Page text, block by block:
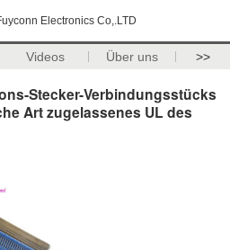
Electronics Co,.LTD
Videos Über uns >>
Stecker-Verbindungsstücks
Art zugelassenes UL des